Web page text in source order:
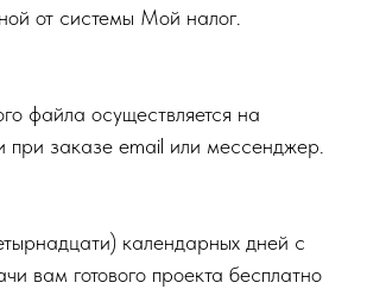
от системы Мой налог.
файла осуществляется на
при заказе email или мессенджер.
календарных дней с
вам готового проекта бесплатно